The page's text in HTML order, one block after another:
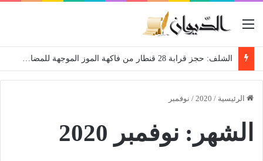
القائمة
الشلف: حجز قرابة 28 قنطار من فاكهة الموز الموجهة للمضاربة
الرئيسية /
2020
/ نوفمبر
الشهر: نوفمبر 2020